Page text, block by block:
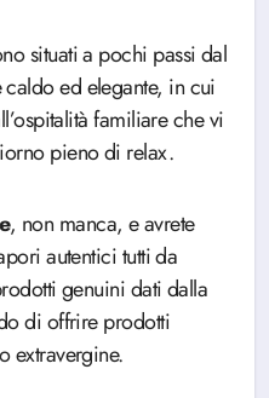
situati a pochi passi dal
ed elegante, in cui
familiare che vi
pieno di relax.
, non manca, e avrete
autentici tutti da
genuini dati dalla
di offrire prodotti
extravergine.